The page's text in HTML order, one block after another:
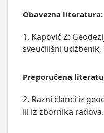
Obavezna literatura:
1. Kapović Z:
sveučilišni
Preporučena
2. Razni članci iz
ili iz zbornika radova.